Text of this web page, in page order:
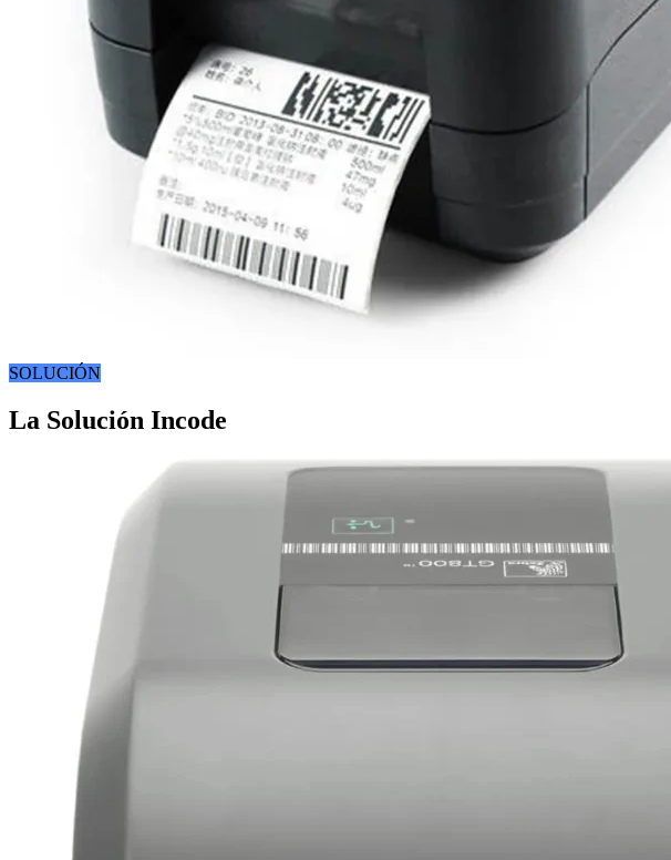
SOLUCIÓN
La Solución Incode